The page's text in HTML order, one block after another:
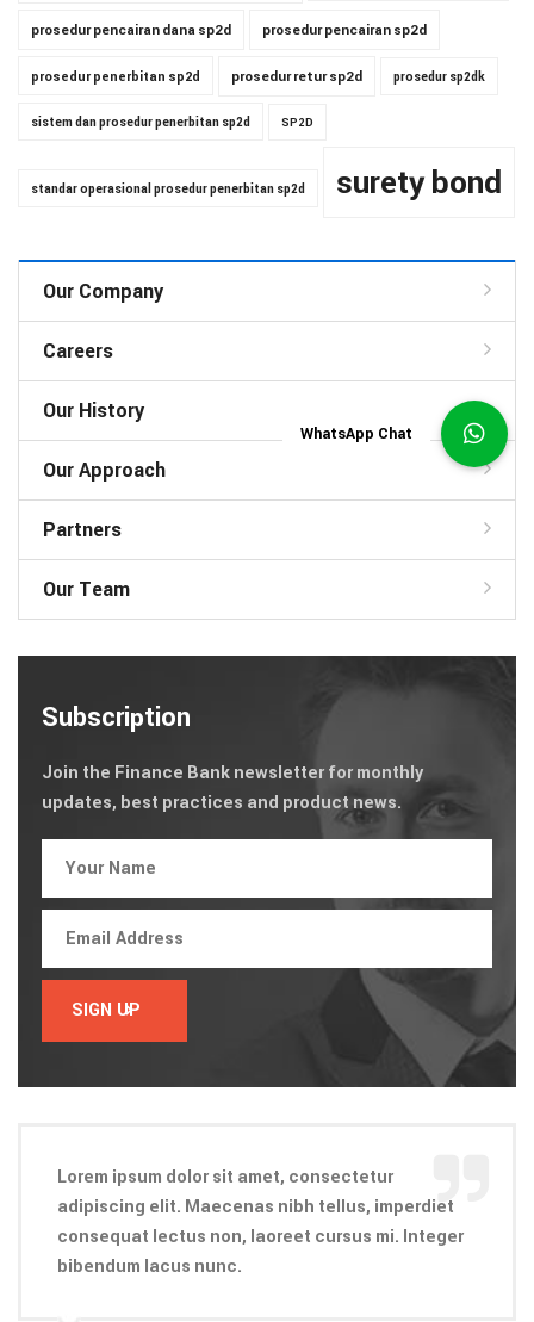
prosedur pencairan dana sp2d prosedur pencairan sp2d
prosedur penerbitan sp2d prosedur retur sp2d prosedur sp2dk
sistem dan prosedur penerbitan sp2d SP2D
standar operasional prosedur penerbitan sp2d surety bond
Our Company
Careers
Our History
Our Approach
Partners
Our Team
Subscription
Join the Finance Bank newsletter for monthly
updates, best practices and product news.
dolor sit amet, consectetur
Maecenas nibh tellus, imperdiet
non, laoreet cursus mi. Integer
nunc.
adipiscing elit.
consequat